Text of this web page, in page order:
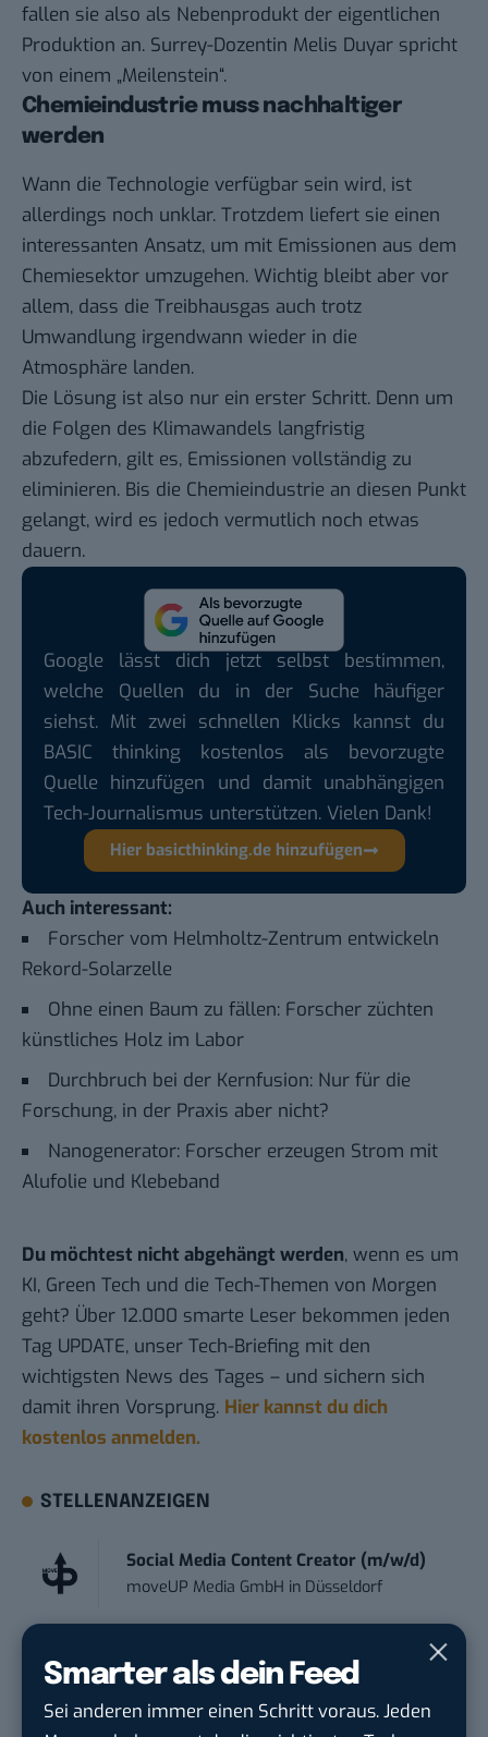
Smarter als dein Feed
Sei anderen immer einen Schritt voraus. Jeden
fallen sie also als Nebenprodukt der eigentlichen
Produktion an. Surrey-Dozentin Melis Duyar spricht
von einem „Meilenstein“.
Chemieindustrie muss nachhaltiger
werden
Wann die Technologie verfügbar sein wird, ist
allerdings noch unklar. Trotzdem liefert sie einen
interessanten Ansatz, um mit Emissionen aus dem
Chemiesektor umzugehen. Wichtig bleibt aber vor
allem, dass die Treibhausgas auch trotz
Umwandlung irgendwann wieder in die
Atmosphäre landen.
Die Lösung ist also nur ein erster Schritt. Denn um
die Folgen des Klimawandels langfristig
abzufedern, gilt es, Emissionen vollständig zu
eliminieren. Bis die Chemieindustrie an diesen Punkt
gelangt, wird es jedoch vermutlich noch etwas
dauern.
Google lässt dich jetzt selbst bestimmen,
welche Quellen du in der Suche häufiger
siehst. Mit zwei schnellen Klicks kannst du
BASIC thinking kostenlos als bevorzugte
Quelle hinzufügen und damit unabhängigen
Tech-Journalismus unterstützen. Vielen Dank!
Hier basicthinking.de hinzufügen
Auch interessant:
Forscher vom Helmholtz-Zentrum entwickeln
Rekord-Solarzelle
Ohne einen Baum zu fällen: Forscher züchten
künstliches Holz im Labor
Durchbruch bei der Kernfusion: Nur für die
Forschung, in der Praxis aber nicht?
Nanogenerator: Forscher erzeugen Strom mit
Alufolie und Klebeband
Du möchtest nicht abgehängt werden, wenn es um
KI, Green Tech und die Tech-Themen von Morgen
geht? Über 12.000 smarte Leser bekommen jeden
Tag UPDATE, unser Tech-Briefing mit den
wichtigsten News des Tages – und sichern sich
damit ihren Vorsprung. Hier kannst du dich
kostenlos anmelden.
STELLENANZEIGEN
Social Media Content Creator (m/w/d)
moveUP Media GmbH in Düsseldorf
touristische...
trendtours Holding GmbHinEschborn